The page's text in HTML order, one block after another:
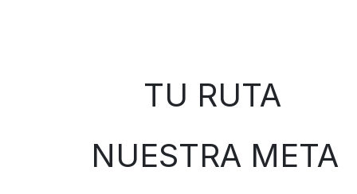
TU RUTA
NUESTRA META